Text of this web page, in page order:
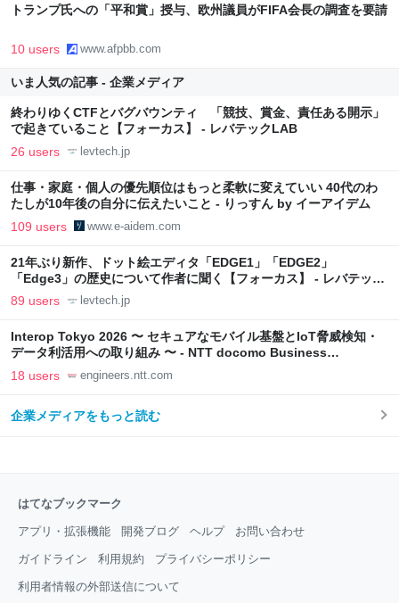
トランプ氏への「平和賞」授与、欧州議員がFIFA会長の調査を要請
10 users www.afpbb.com
いま人気の記事 - 企業メディア
終わりゆくCTFとバグバウンティ 「競技、賞金、責任ある開示」
で起きていること【フォーカス】 - レバテックLAB
26 users levtech.jp
仕事・家庭・個人の優先順位はもっと柔軟に変えていい 40代のわ
たしが10年後の自分に伝えたいこと - りっすん by イーアイデム
109 users www.e-aidem.com
21年ぶり新作、ドット絵エディタ「EDGE1」「EDGE2」
「Edge3」の歴史について作者に聞く【フォーカス】 - レバテック
LAB
89 users levtech.jp
Interop Tokyo 2026 〜 セキュアなモバイル基盤とIoT脅威検知・
データ利活用への取り組み 〜 - NTT docomo Business
Engineers' Blog
18 users engineers.ntt.com
企業メディアをもっと読む
はてなブックマーク
アプリ・拡張機能 開発ブログ ヘルプ お問い合わせ
ガイドライン 利用規約 プライバシーポリシー
利用者情報の外部送信について